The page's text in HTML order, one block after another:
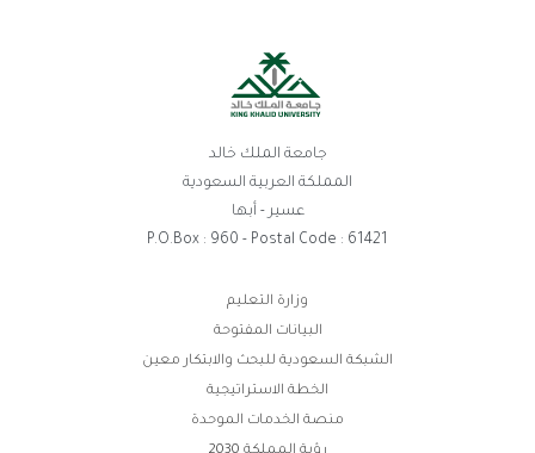
جامعة الملك خالد
المملكة العربية السعودية
عسير - أبها
P.O.Box : 960 - Postal Code : 61421
وزارة التعليم
البيانات المفتوحة
الشبكة السعودية للبحث والابتكار معين
الخطة الاستراتيجية
منصة الخدمات الموحدة